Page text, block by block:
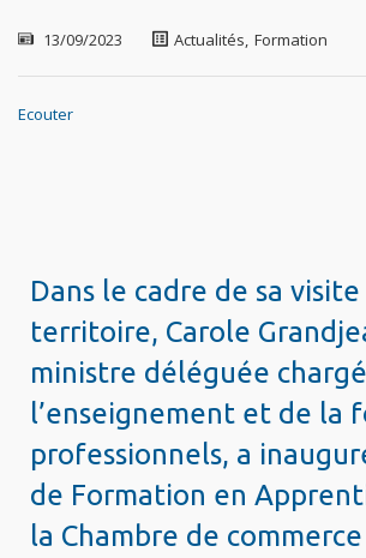
13/09/2023 Actualités, Formation
Ecouter
Dans le cadre de sa
territoire, Carole
ministre déléguée
l’enseignement et de la
professionnels, a
de Formation en
la Chambre de